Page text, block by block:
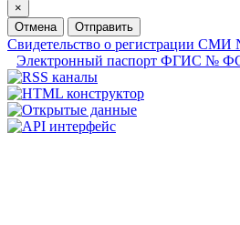
×
Отмена
Отправить
Свидетельство о регистрации
Электронный паспорт ФГИС №